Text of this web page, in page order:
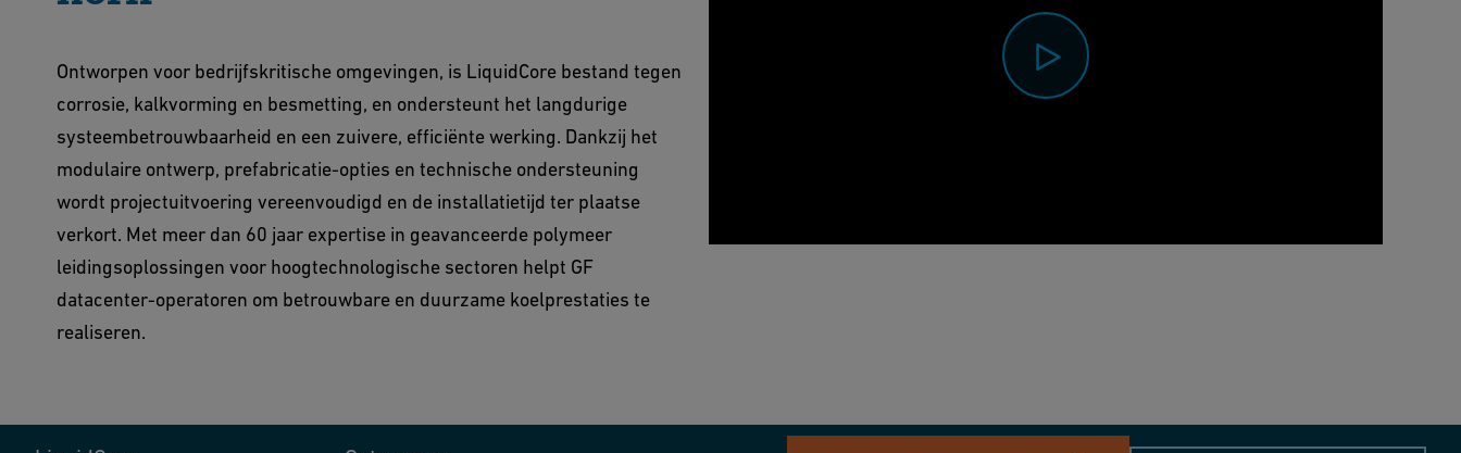
Ontworpen voor bedrijfskritische omgevingen, is LiquidCore bestand tegen
corrosie, kalkvorming en besmetting, en ondersteunt het langdurige
systeembetrouwbaarheid en een zuivere, efficiënte werking. Dankzij het
modulaire ontwerp, prefabricatie-opties en technische ondersteuning
wordt projectuitvoering vereenvoudigd en de installatietijd ter plaatse
verkort. Met meer dan 60 jaar expertise in geavanceerde polymeer
leidingsoplossingen voor hoogtechnologische sectoren helpt GF
datacenter-operatoren om betrouwbare en duurzame koelprestaties te
realiseren.